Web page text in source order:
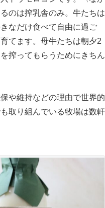
のは搾乳舎のみ。牛たちは
なだけ食べて自由に過ご
てます。母牛たちは朝夕2
搾ってもらうためにきちん
や維持などの理由で世界的
取り組んでいる牧場は数軒